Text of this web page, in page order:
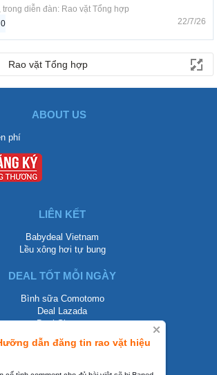
dẫn đăng tin rao vặt hiệu
, trong diễn đàn: Rao vặt Tổng hợp
0 22/7/26
Rao vặt Tổng hợp
ABOUT US
phí
LIÊN KẾT
Babydeal Vietnam
Lều xông hơi tự bung
DEAL TỐT MỖI NGÀY
Bình sữa Comotomo
Deal Lazada
Deal Shopee
LIÊN HỆ
0858002468